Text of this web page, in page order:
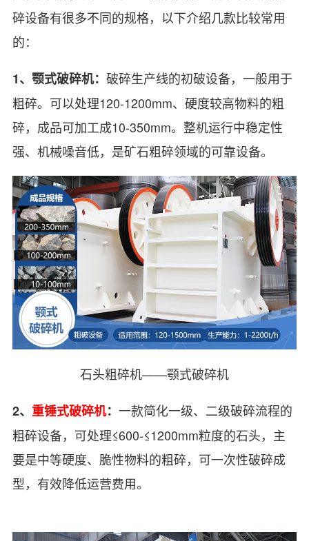
碎设备有很多不同的规格，以下介绍几款比较常用
的：
1、颚式破碎机： 破碎生产线的初破设备，一般用于
粗碎。可以处理120-1200mm、硬度较高物料的粗
碎，成品可加工成10-350mm。整机运行中稳定性
强、机械噪音低，是矿石粗碎领域的可靠设备。
石头粗碎机——颚式破碎机
2、 重锤式破碎机： 一款简化一级、二级破碎流程的
粗碎设备，可处理≤600-≤1200mm粒度的石头，主
要是中等硬度、脆性物料的粗碎，可一次性破碎成
型，有效降低运营费用。